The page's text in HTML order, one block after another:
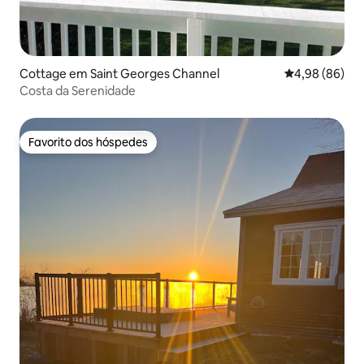
Cottage em Saint Georges Channel Classificação
4,98 (86)
Costa da Serenidade
Favorito dos hóspedes
Favorito dos hóspedes